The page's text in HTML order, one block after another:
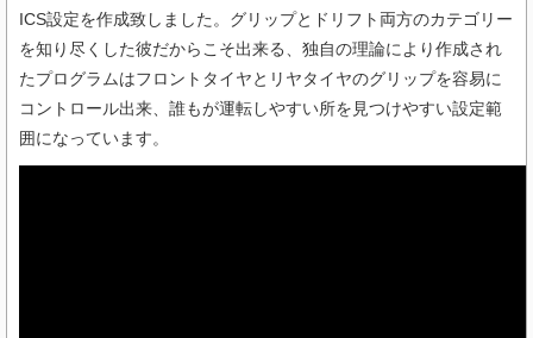
ICS設定を作成致しました。グリップとドリフト両方のカテゴリー
を知り尽くした彼だからこそ出来る、独自の理論により作成され
たプログラムはフロントタイヤとリヤタイヤのグリップを容易に
コントロール出来、誰もが運転しやすい所を見つけやすい設定範
囲になっています。